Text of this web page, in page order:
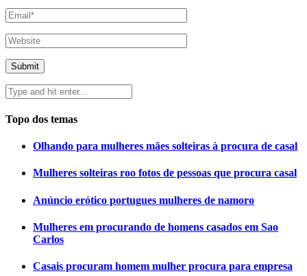
Topo dos temas
Olhando para mulheres mães solteiras à procura de casal
Mulheres solteiras roo fotos de pessoas que procura casal
Anúncio erótico portugues mulheres de namoro
Mulheres em procurando de homens casados em Sao
Carlos
Casais procuram homem mulher procura para empresa